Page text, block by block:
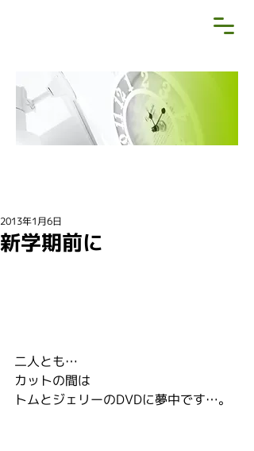
新学期前に
2013年1月6日
二人とも…
カットの間は
トムとジェリーのDVDに夢中です…。